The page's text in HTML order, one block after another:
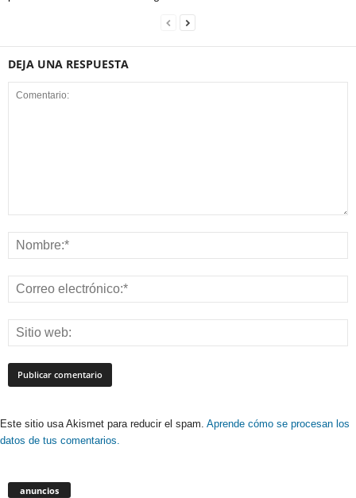
DEJA UNA RESPUESTA
Este sitio usa Akismet para reducir el spam. Aprende cómo se procesan los
datos de tus comentarios.
anuncios